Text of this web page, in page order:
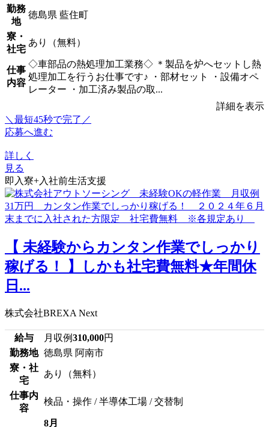
勤務
地
徳島県 藍住町
寮・
社宅
あり（無料）
仕事
内容
◇車部品の熱処理加工業務◇ ＊製品を炉へセットし熱
処理加工を行うお仕事です♪ ・部材セット ・設備オペ
レーター ・加工済み製品の取...
詳細を表示
＼最短45秒で完了／
応募へ進む
詳しく
見る
即入寮+入社前生活支援
【 未経験からカンタン作業でしっかり
稼げる！ 】しかも社宅費無料★年間休
日...
株式会社BREXA Next
給与 月収例310,000円
勤務地 徳島県 阿南市
寮・社
宅
あり（無料）
仕事内
容
検品・操作 / 半導体工場 / 交替制
8月